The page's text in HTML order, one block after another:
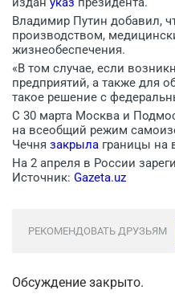
Владимир Путин добавил,
производством,
жизнеобеспечения.
«В том случае, если
предприятий, а также для
такое решение с
С 30 марта Москва и
на всеобщий режим
Чечня закрыла границы на
На 2 апреля в России
Источник: Gazeta.uz
РЕКОМЕНДОВАТЬ ДРУЗЬЯМ
Обсуждение закрыто.